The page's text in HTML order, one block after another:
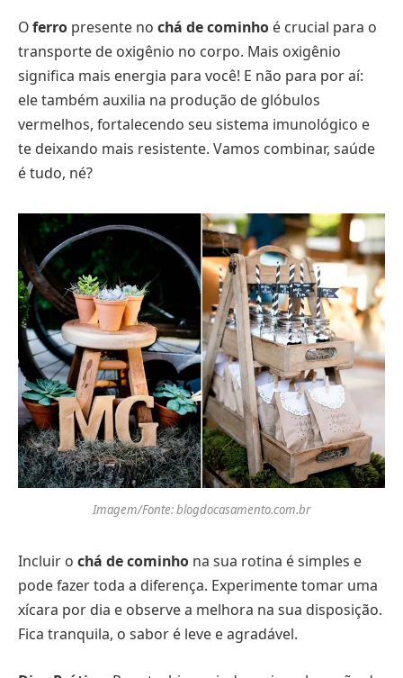
Oferro presente no chá de cominho é crucial para o
transporte de oxigênio no corpo. Mais oxigênio
significa mais energia para você! E não para por aí:
ele também auxilia na produção de glóbulos
vermelhos, fortalecendo seu sistema imunológico e
te deixando mais resistente. Vamos combinar, saúde
é tudo, né?
Imagem/Fonte: blogdocasamento.com.br
Incluir o chá de cominho na sua rotina é simples e
pode fazer toda a diferença. Experimente tomar uma
xícara por dia e observe a melhora na sua disposição.
Fica tranquila, o sabor é leve e agradável.